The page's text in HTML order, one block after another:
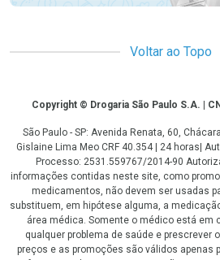
Voltar ao Topo
CopyrightCopyright © Drogaria São Paulo S.A. |
São Paulo - SP: Avenida Renata, 60,
Gislaine Lima Meo CRF 40.354 | 24 horas|
Processo: 2531.559767/2014-90
informações contidas neste site, como
medicamentos, não devem ser usadas
substituem, em hipótese alguma, a
área médica. Somente o médico está em
qualquer problema de saúde e prescrever
preços e as promoções são válidos apenas